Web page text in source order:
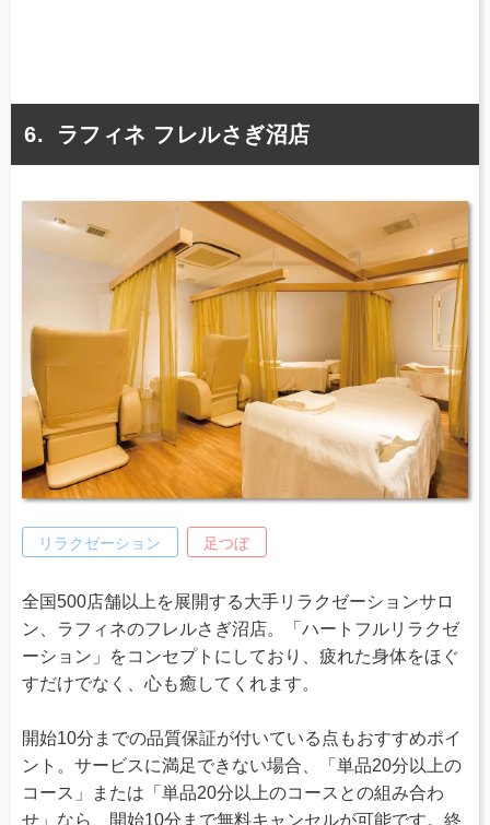
ラフィネ フレルさぎ沼店
リラクゼーション 足つぼ
全国500店舗以上を展開する大手リラクゼーションサロ
ン、ラフィネのフレルさぎ沼店。「ハートフルリラクゼ
ーション」をコンセプトにしており、疲れた身体をほぐ
すだけでなく、心も癒してくれます。
開始10分までの品質保証が付いている点もおすすめポイ
ント。サービスに満足できない場合、「単品20分以上の
コース」または「単品20分以上のコースとの組み合わ
せ」なら、開始10分まで無料キャンセルが可能です。終